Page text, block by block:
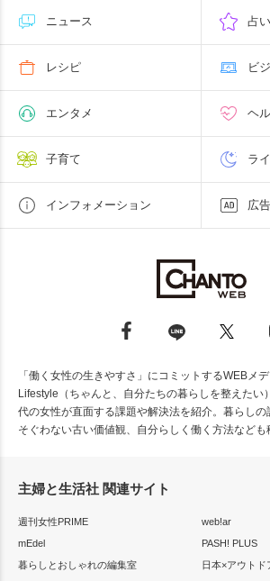
ニュース 占い
レシピ ビ
エンタメ ヘ
子育て ラ
インフォメーション 広
「働く女性の生きやすさ」にコミットするWEBメ
Lifestyle（ちゃんと、自分たちの暮らしを整えたい
代の女性が直面する課題や解決法を紹介。暮らし
そぐわない古い価値観、自分らしく働く方法なども
主婦と生活社 関連サイト
週刊女性PRIME
web!ar
mEdel
PASH! PLUS
暮らしとおしゃれの編集室
日本×アウトド